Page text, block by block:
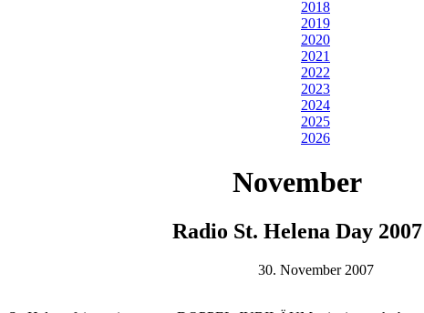
2018
2019
2020
2021
2022
2023
2024
2025
2026
November
Radio St. Helena Day 2007
30. November 2007